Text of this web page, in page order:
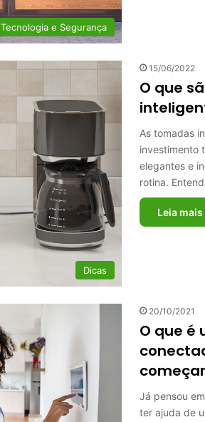
Tecnologia e Segurança
Dicas
15/06/2022
O que
As tomadas
investimento
elegantes e
rotina.
Leia mais
20/10/2021
O que é
Já pensou
ter ajuda de